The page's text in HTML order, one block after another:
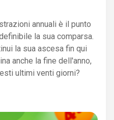
annuali è il punto
la sua comparsa.
la sua ascesa fin qui
anche la fine dell'anno,
ultimi venti giorni?